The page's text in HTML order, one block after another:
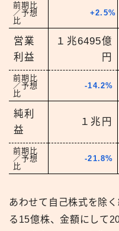
前期比
／予想
比
+2.5%
営業
利益
１兆6495億
円
前期比
／予想
比
-14.2%
純利
益
１兆円
前期比
／予想
比
-21.8%
あわせて自己株式を除
る15億株、金額にして